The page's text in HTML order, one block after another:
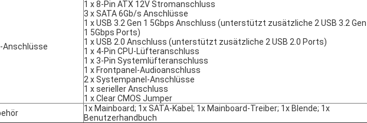
Anschlüsse
1 x 8-Pin ATX 12V Stromanschluss
3 x SATA 6Gb/s Anschlüsse
1 x USB 3.2 Gen 1 5Gbps Anschluss (unterstützt zusätzliche 2 USB 3.2 Gen
1 5Gbps Ports)
1 x USB 2.0 Anschluss (unterstützt zusätzliche 2 USB 2.0 Ports)
1 x 4-Pin CPU-Lüfteranschluss
1 x 3-Pin Systemlüfteranschluss
1 x Frontpanel-Audioanschluss
2 x Systempanel-Anschlüsse
1 x serieller Anschluss
1 x Clear CMOS Jumper
1x Mainboard; 1x SATA-Kabel; 1x Mainboard-Treiber; 1x Blende; 1x
Benutzerhandbuch